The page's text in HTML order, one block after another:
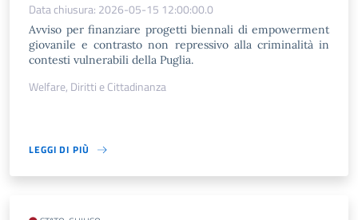
Data chiusura: 2026-05-15 12:00:00.0
Avviso per finanziare progetti biennali di empowerment
giovanile e contrasto non repressivo alla criminalità in
contesti vulnerabili della Puglia.
Welfare, Diritti e Cittadinanza
LEGGI DI PIÙ